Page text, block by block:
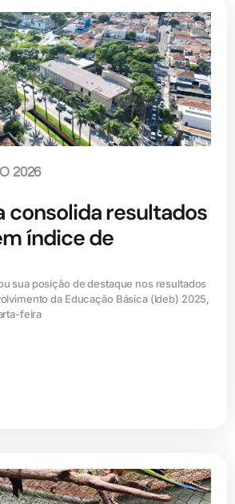
2026
consolida resultados
índice de
sua posição de destaque nos resultados
da Educação Básica (ldeb) 2025,
feira